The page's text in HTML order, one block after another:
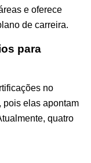
e oferece
de carreira.
para
no
pois elas apontam
quatro